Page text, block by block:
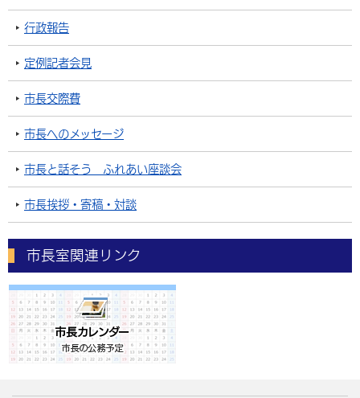
行政報告
定例記者会見
市長交際費
市長へのメッセージ
市長と話そう ふれあい座談会
市長挨拶・寄稿・対談
市長室関連リンク